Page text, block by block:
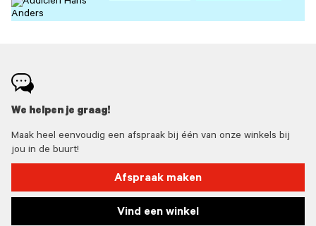
We helpen je graag!
Maak heel eenvoudig een afspraak bij één van onze winkels bij
jou in de buurt!
Afspraak maken
Vind een winkel